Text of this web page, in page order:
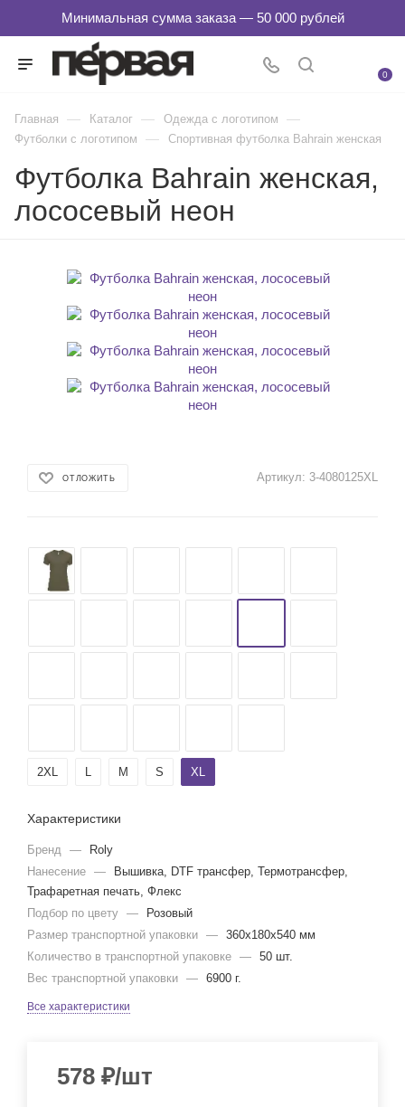
0
Главная — Каталог — Одежда с логотипом —
Футболки с логотипом — Спортивная футболка Bahrain женская
Футболка Bahrain женская,
лососевый неон
ОТЛОЖИТЬ Артикул: 3-4080125XL
2XL L M S XL
Характеристики
Бренд —
Roly
Нанесение —
Вышивка, DTF трансфер, Термотрансфер,
Трафаретная печать, Флекс
Подбор по цвету —
Розовый
Размер транспортной упаковки — 360x180x540 мм
Количество в транспортной упаковке — 50 шт.
Вес транспортной упаковки — 6900 г.
Все характеристики
578 ₽/шт